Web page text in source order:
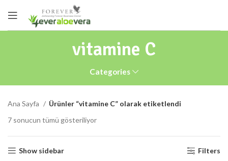
vitamine C
Categories
Ana Sayfa
Ürünler “vitamine C” olarak etiketlendi
7 sonucun tümü gösteriliyor
Show sidebar Filters